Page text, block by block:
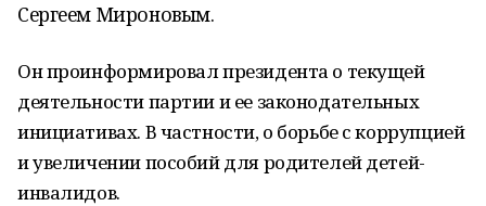
Сергеем Мироновым.
Он проинформировал президента о текущей
деятельности партии и ее законодательных
инициативах. В частности, о борьбе с коррупцией
и увеличении пособий для родителей детей-
инвалидов.